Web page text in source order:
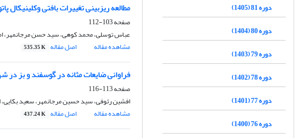
مطالعه ریزبینی تغییرات بافتی
صفحه103-112
عباس توسلی، محمد کوهی، سید حسن مرجانمهر،
مشاهده مقاله
اصل مقاله 535.35 K
فراوانی ضایعات مثانه در گوسفند و بز
صفحه113-116
افشین رئوفی، سید حسین مرجانمهر، سعید بکایی،
مشاهده مقاله
اصل مقاله 437.24 K
دوره 81 (1405)
دوره 80 (1404)
دوره 79 (1403)
دوره 78 (1402)
دوره 77 (1401)
دوره 76 (1400)